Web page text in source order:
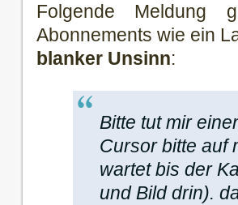
Folgende Meldung
Abonnements wie ein
blanker Unsinn:
Bitte tut mir
Cursor bitte auf
wartet bis der
und Bild drin).